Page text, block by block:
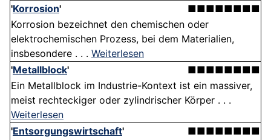
'Korrosion'
■■■■■■■■
Korrosion bezeichnet den chemischen oder
elektrochemischen Prozess, bei dem Materialien,
insbesondere . . . Weiterlesen
'Metallblock'
■■■■■■■■
Ein Metallblock im Industrie-Kontext ist ein massiver,
meist rechteckiger oder zylindrischer Körper . . .
Weiterlesen
'Entsorgungswirtschaft'
■■■■■■■■